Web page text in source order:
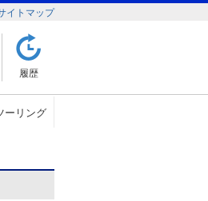
イトマップ
履歴
ーリング